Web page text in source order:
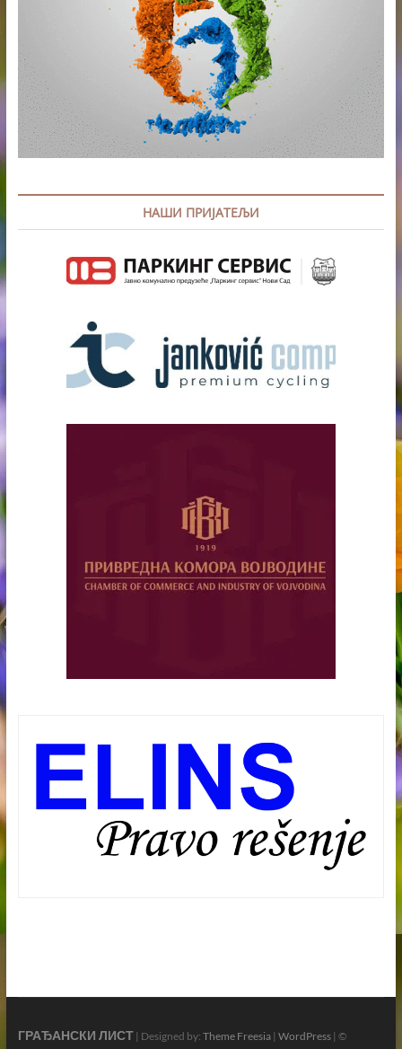
NIŠU
НАШИ ПРИЈАТЕЉИ
ГРАЂАНСКИ ЛИСТ| Designed by: Theme Freesia| WordPress| ©